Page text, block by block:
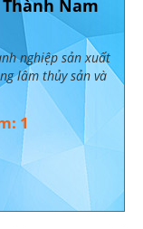
Nam
nghiệp sản xuất
lâm thủy sản và
1